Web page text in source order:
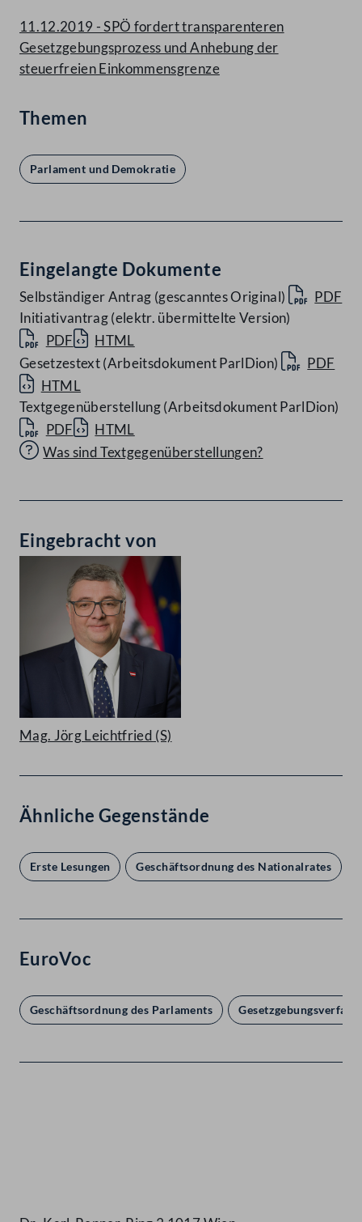
11.12.2019 - SPÖ fordert transparenteren
Gesetzgebungsprozess und Anhebung der
steuerfreien Einkommensgrenze
Themen
Parlament und Demokratie
Eingelangte Dokumente
Selbständiger Antrag (gescanntes Original)
PDF
Initiativantrag (elektr. übermittelte Version)
PDF
HTML
Gesetzestext (Arbeitsdokument ParlDion)
PDF
HTML
Textgegenüberstellung (Arbeitsdokument ParlDion)
PDF
HTML
Was sind Textgegenüberstellungen?
Eingebracht von
Mag. Jörg Leichtfried (S)
Ähnliche Gegenstände
Erste Lesungen Geschäftsordnung des Nationalrates
EuroVoc
Geschäftsordnung des Parlaments